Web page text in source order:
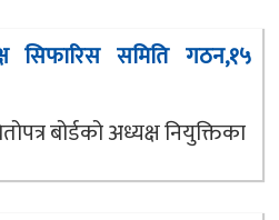
सिफारिस समिति गठन,१५
बोर्डको अध्यक्ष नियुक्तिका